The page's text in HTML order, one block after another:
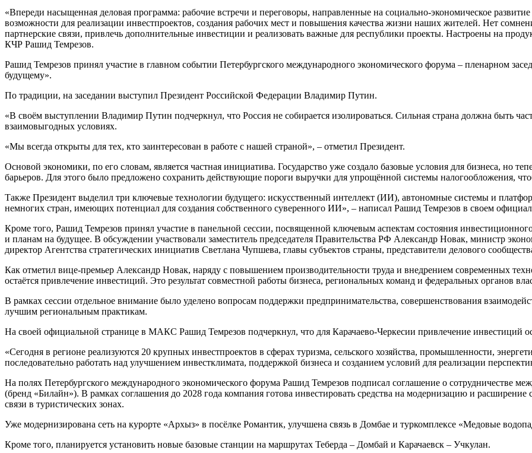
«Впереди насыщенная деловая программа: рабочие встречи и переговоры, направленные на социально-экономическое
возможности для реализации инвестпроектов, создания рабочих мест и повышения качества жизни наших жителей. Нет
партнерские связи, привлечь дополнительные инвестиции и реализовать важные для республики проекты. Настроены на
КЧР Рашид Темрезов.
Рашид Темрезов принял участие в главном событии Петербургского международного экономического форума – пленарном
будущему».
По традиции, на заседании выступил Президент Российской Федерации Владимир Путин.
«В своём выступлении Владимир Путин подчеркнул, что Россия не собирается изолироваться. Сильная страна должна быть
взаимовыгодных условиях.
«Мы всегда открыты для тех, кто заинтересован в работе с нашей страной», – отметил Президент.
Основой экономики, по его словам, является частная инициатива. Государство уже создало базовые условия для бизнеса, но
барьеров. Для этого было предложено сохранить действующие пороги выручки для упрощённой системы налогообложения,
Также Президент выделил три ключевые технологии будущего: искусственный интеллект (ИИ), автономные системы и
немногих стран, имеющих потенциал для создания собственного суверенного ИИ», – написал Рашид Темрезов в своем
Кроме того, Рашид Темрезов принял участие в панельной сессии, посвященной ключевым аспектам состояния
и планам на будущее. В обсуждении участвовали заместитель председателя Правительства РФ Александр Новак, министр
директор Агентства стратегических инициатив Светлана Чупшева, главы субъектов страны, представители делового
Как отметил вице-премьер Александр Новак, наряду с повышением производительности труда и внедрением современных
остаётся привлечение инвестиций. Это результат совместной работы бизнеса, региональных команд и федеральных органов
В рамках сессии отдельное внимание было уделено вопросам поддержки предпринимательства, совершенствования
лучшим региональным практикам.
На своей официальной странице в МАКС Рашид Темрезов подчеркнул, что для Карачаево-Черкесии привлечение инвестиций
«Сегодня в регионе реализуются 20 крупных инвестпроектов в сферах туризма, сельского хозяйства, промышленности,
последовательно работать над улучшением инвестклимата, поддержкой бизнеса и созданием условий для реализации
На полях Петербургского международного экономического форума Рашид Темрезов подписал соглашение о
(бренд «Билайн»). В рамках соглашения до 2028 года компания готова инвестировать средства на модернизацию и
связи в туристических зонах.
Уже модернизирована сеть на курорте «Архыз» в посёлке Романтик, улучшена связь в Домбае и туркомплексе «Медовые
Кроме того, планируется установить новые базовые станции на маршрутах Теберда – Домбай и Карачаевск – Учкулан.